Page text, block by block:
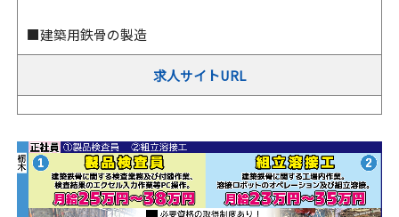
■建築用鉄骨の製造
求人サイトURL